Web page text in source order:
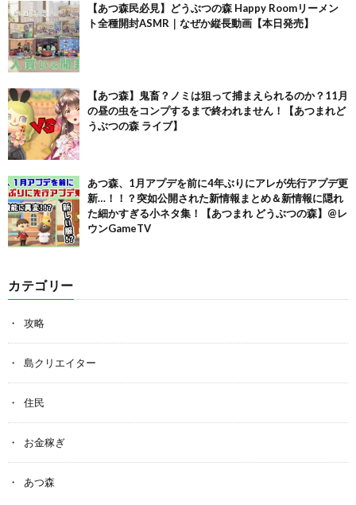
【あつ森民必見】どうぶつの森 Happy Roomリーメン
ト全種開封ASMR｜なぜか縦長動画【本日発売】
【あつ森】鬼畜？ノミは狙って捕まえられるのか？11月
の昼の虫をコンプするまで終われません！【あつまれど
うぶつの森 ライブ】
あつ森、1月アプデを前に4年ぶりにアレが先行アプデ更
新…！！？突如公開された新情報まとめ＆新情報に隠れ
た細かすぎる小ネタ集！【あつまれ どうぶつの森】@レ
ウンGameTV
カテゴリー
攻略
島クリエイター
住民
お金稼ぎ
あつ森